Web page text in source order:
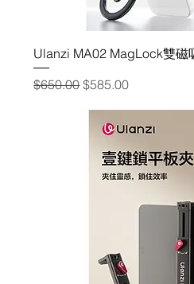
Ulanzi MA02 MagLock雙磁
一般價格
$650.00促銷價格
$585.00